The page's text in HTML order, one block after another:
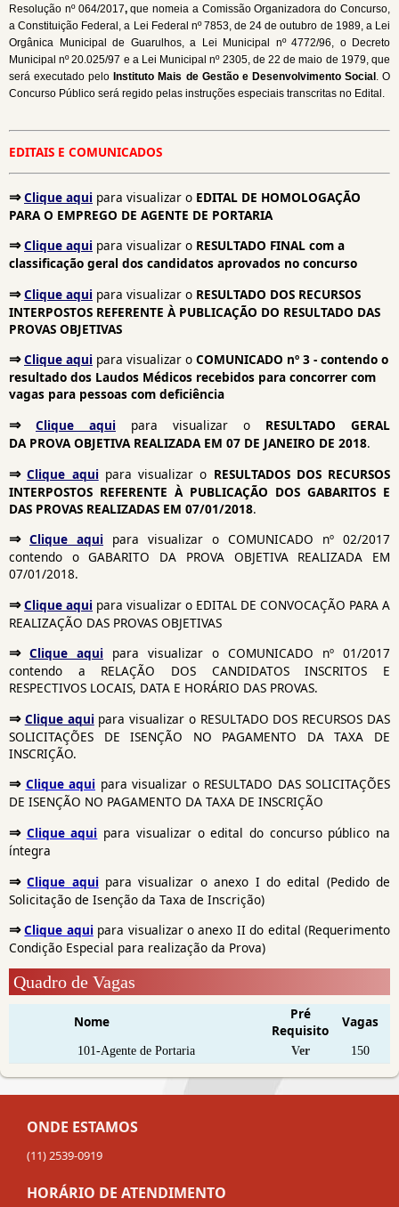
Resolução nº 064/2017,que nomeia a Comissão Organizadora do Concurso,
a Constituição Federal, a Lei Federal nº 7853, de 24 de outubro de 1989, a Lei
Orgânica Municipal de Guarulhos, a Lei Municipal nº 4772/96, o Decreto
Municipal nº 20.025/97 e a Lei Municipal nº 2305, de 22 de maio de 1979, que
será executado pelo Instituto Mais de Gestão e Desenvolvimento Social . O
Concurso Público será regido pelas instruções especiais transcritas no Edital.
EDITAIS E COMUNICADOS
⇒Clique aqui para visualizar o EDITAL DE HOMOLOGAÇÃO
PARA O EMPREGO DE AGENTE DE PORTARIA
⇒Clique aqui para visualizar o RESULTADO FINAL com a
classificação geral dos candidatos aprovados no concurso
⇒Clique aqui para visualizar o RESULTADO DOS RECURSOS
INTERPOSTOS REFERENTE À PUBLICAÇÃO DO RESULTADO DAS
PROVAS OBJETIVAS
⇒Clique aqui para visualizar o COMUNICADO nº 3 - contendo o
resultado dos Laudos Médicos recebidos para concorrer com
vagas para pessoas com deficiência
⇒ Clique aqui para visualizar o RESULTADO GERAL
DA PROVA OBJETIVA REALIZADA EM 07 DE JANEIRO DE 2018.
⇒Clique aqui para visualizar o RESULTADOS DOS RECURSOS
INTERPOSTOS REFERENTE À PUBLICAÇÃO DOS GABARITOS E
DAS PROVAS REALIZADAS EM 07/01/2018.
⇒ Clique aqui para visualizar o COMUNICADO nº 02/2017
contendo o GABARITO DA PROVA OBJETIVA REALIZADA EM
07/01/2018.
⇒Clique aqui para visualizar o EDITAL DE CONVOCAÇÃO PARA A
REALIZAÇÃO DAS PROVAS OBJETIVAS
⇒ Clique aqui para visualizar o COMUNICADO nº 01/2017
contendo a RELAÇÃO DOS CANDIDATOS INSCRITOS E
RESPECTIVOS LOCAIS, DATA E HORÁRIO DAS PROVAS.
⇒ Clique aqui para visualizar o RESULTADO DOS RECURSOS DAS
SOLICITAÇÕES DE ISENÇÃO NO PAGAMENTO DA TAXA DE
INSCRIÇÃO.
⇒ Clique aqui para visualizar o RESULTADO DAS SOLICITAÇÕES
DE ISENÇÃO NO PAGAMENTO DA TAXA DE INSCRIÇÃO
⇒ Clique aqui para visualizar o edital do concurso público na
íntegra
⇒Clique aqui para visualizar o anexo I do edital (Pedido de
Solicitação de Isenção da Taxa de Inscrição)
⇒Clique aqui para visualizar o anexo II do edital (Requerimento
Condição Especial para realização da Prova)
Quadro de Vagas
Nome
Pré
Requisito
Vagas
101-Agente de Portaria Ver 150
ONDE ESTAMOS
(11) 2539-0919
HORÁRIO DE ATENDIMENTO